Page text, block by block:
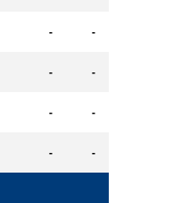
- -
- -
- -
- -